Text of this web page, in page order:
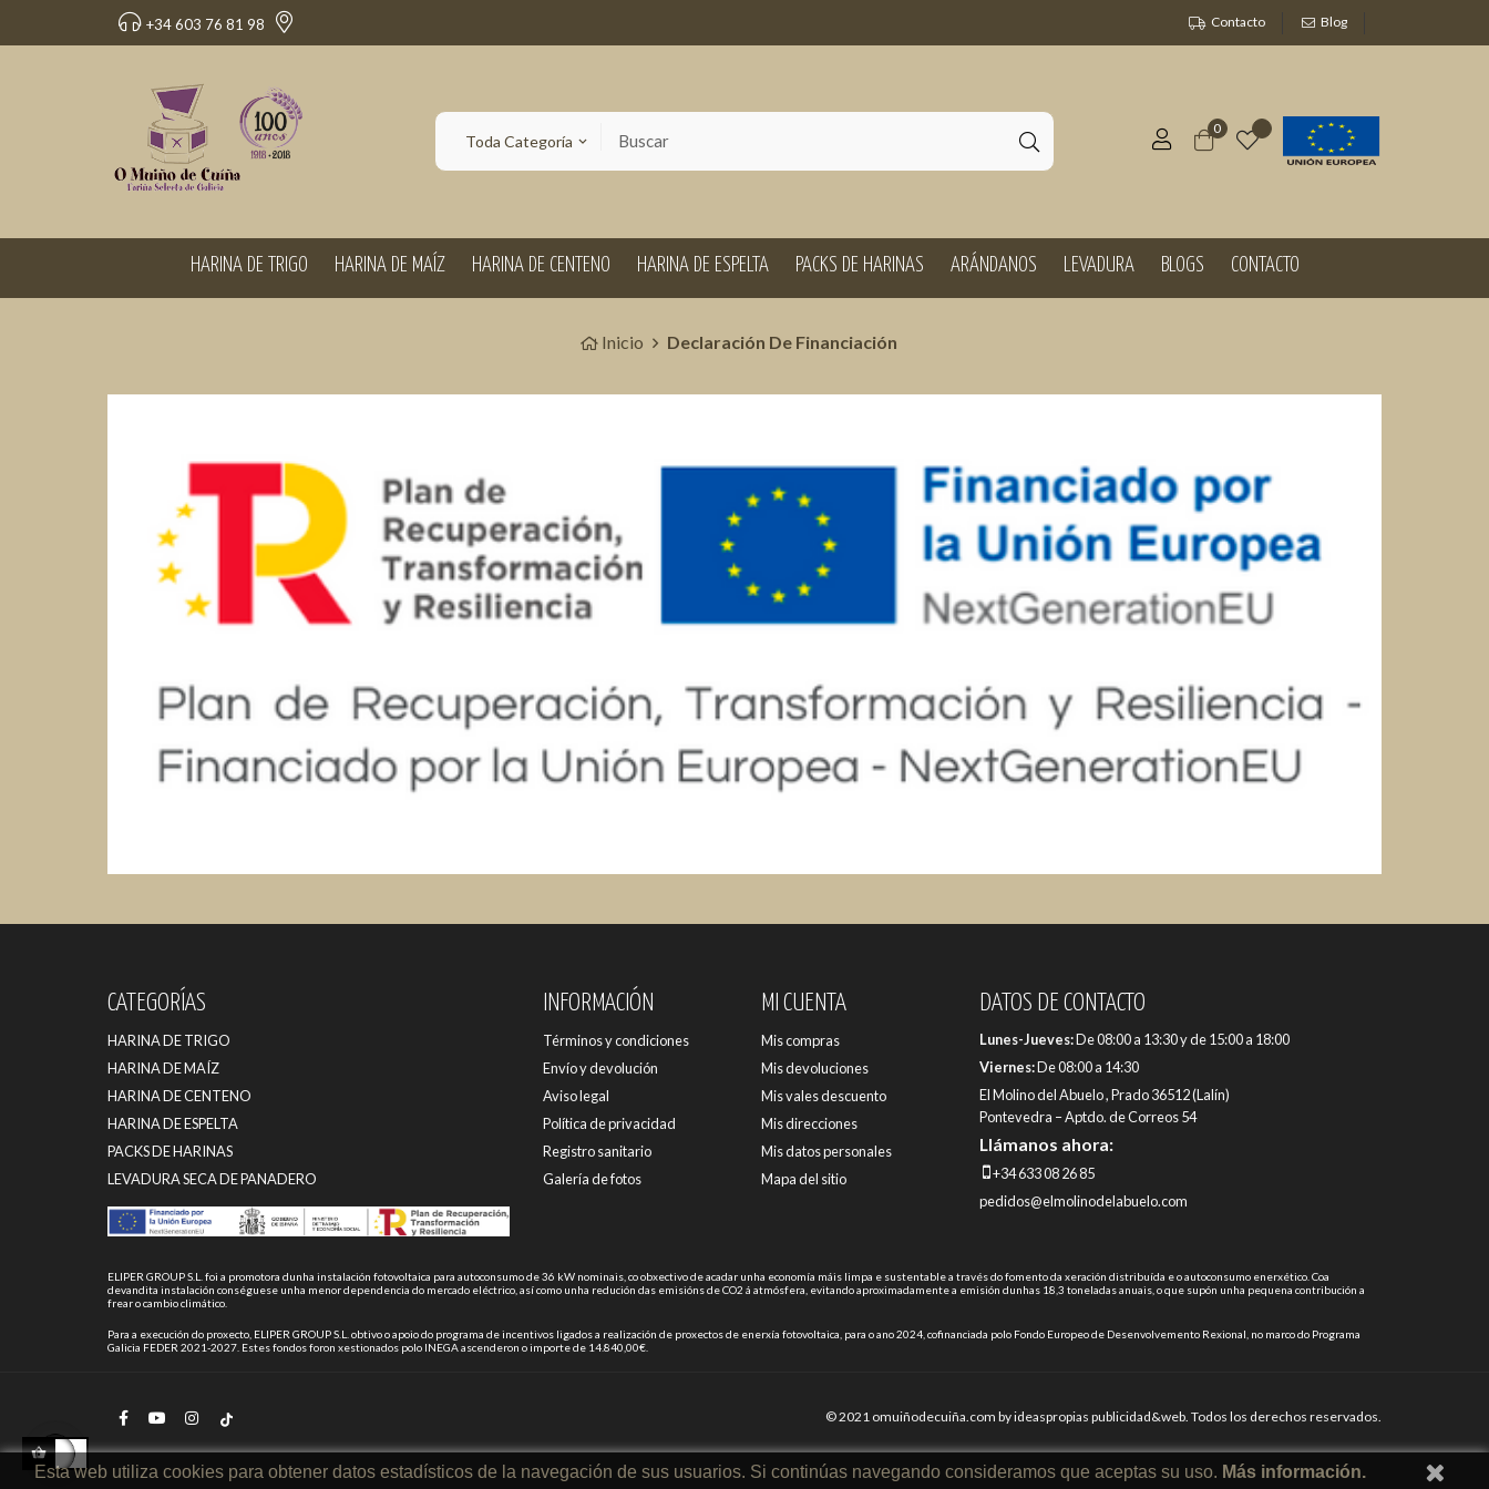
+34 603 76 81 98 Contacto Blog
Toda Categoría keyboard_arrow_down
0
HARINA DE TRIGO HARINA DE MAÍZ HARINA DE CENTENO HARINA DE ESPELTA PACKS DE HARINAS ARÁNDANOS LEVADURA BLOGS CONTACTO
Inicio Declaración De Financiación
CATEGORÍAS
HARINA DE TRIGO
HARINA DE MAÍZ
HARINA DE CENTENO
HARINA DE ESPELTA
PACKS DE HARINAS
LEVADURA SECA DE PANADERO
INFORMACIÓN
Términos y condiciones
Envío y devolución
Aviso legal
Política de privacidad
Registro sanitario
Galería de fotos
MI CUENTA
Mis compras
Mis devoluciones
Mis vales descuento
Mis direcciones
Mis datos personales
Mapa del sitio
DATOS DE CONTACTO
Lunes-Jueves:De 08:00 a 13:30 y de 15:00 a 18:00
Viernes:De 08:00 a 14:30
El Molino del Abuelo , Prado 36512 (Lalín)
Pontevedra – Aptdo. de Correos 54
Llámanos ahora:
+34 633 08 26 85
pedidos@elmolinodelabuelo.com
ELIPER GROUP S.L. foi a promotora dunha instalación fotovoltaica para autoconsumo de 36 kW nominais, co obxectivo de acadar unha economía máis limpa e sustentable a través do fomento da xeración distribuída e o autoconsumo enerxético. Coa
devandita instalación conséguese unha menor dependencia do mercado eléctrico, así como unha redución das emisións de CO2 á atmósfera, evitando aproximadamente a emisión dunhas 18,3 toneladas anuais, o que supón unha pequena contribución a
frear o cambio climático.
Para a execución do proxecto, ELIPER GROUP S.L. obtivo o apoio do programa de incentivos ligados a realización de proxectos de enerxía fotovoltaica, para o ano 2024, cofinanciada polo Fondo Europeo de Desenvolvemento Rexional, no marco do Programa
Galicia FEDER 2021-2027. Estes fondos foron xestionados polo INEGA ascenderon o importe de 14.840,00€.
Esta web utiliza cookies para obtener datos estadísticos de la navegación de sus usuarios. Si continúas navegando consideramos que aceptas su uso. Más información.
© 2021 omuiñodecuiña.com byideaspropias publicidad&web. Todos los derechos reservados.